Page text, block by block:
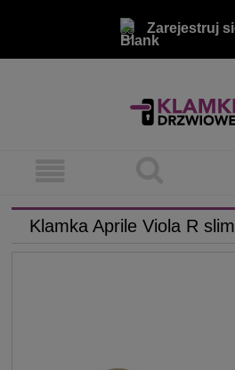
Zarejestruj
Klamka Aprile Viola R